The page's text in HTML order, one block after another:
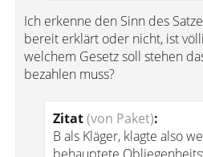
Ich erkenne den Sinn des
bereit erklärt oder nicht, ist
welchem Gesetz soll stehen
bezahlen muss?
Zitat(von Paket):
B als Kläger, klagte also